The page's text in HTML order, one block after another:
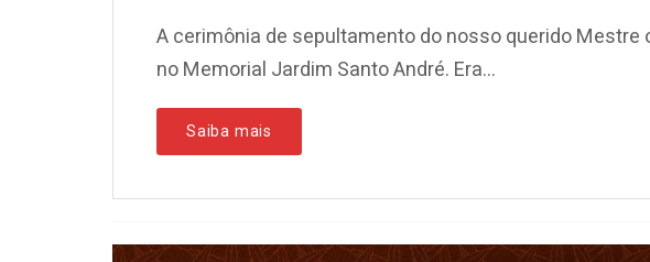
A cerimônia de sepultamento do nosso querido Mestre
no Memorial Jardim Santo André. Era...
Saiba mais